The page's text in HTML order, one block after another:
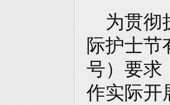
为贯彻
际护士节
号）要求
作实际开